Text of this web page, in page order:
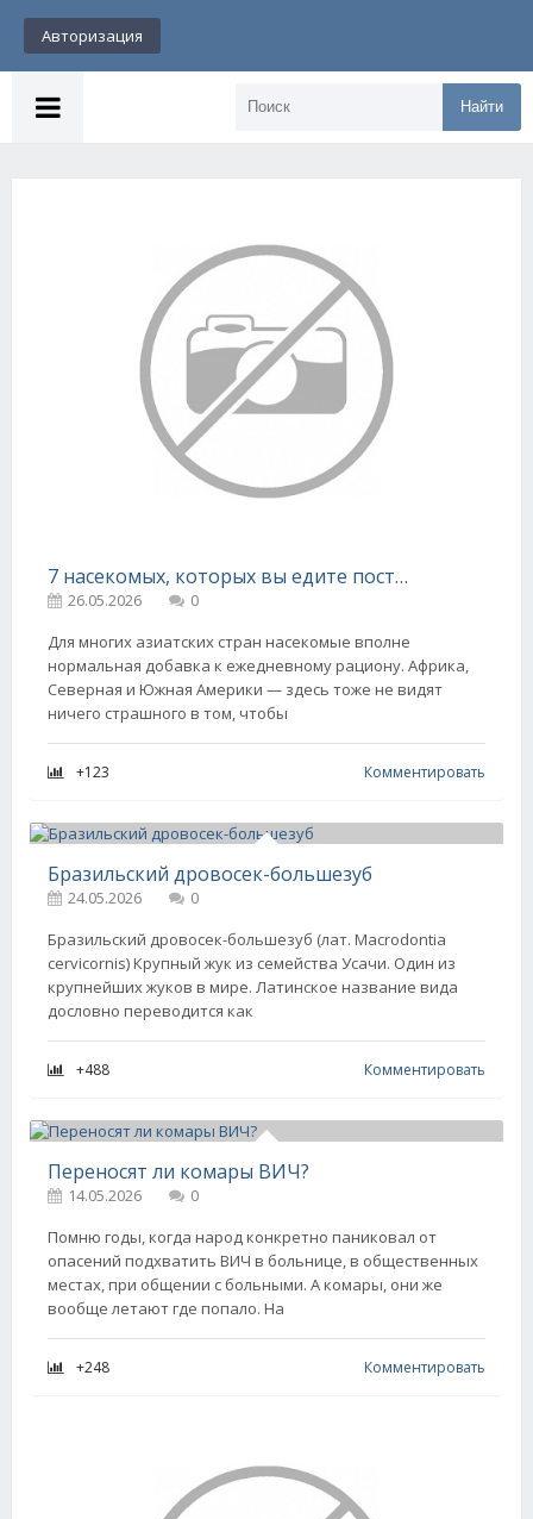
Авторизация
Найти
7 насекомых, которых вы едите постоянно и даже не знаете об этом
26.05.2026
0
Для многих азиатских стран насекомые вполне
нормальная добавка к ежедневному рациону. Африка,
Северная и Южная Америки — здесь тоже не видят
ничего страшного в том, чтобы
+123 Комментировать
Бразильский дровосек-большезуб
24.05.2026
0
Бразильский дровосек-большезуб (лат. Macrodontia
cervicornis) Крупный жук из семейства Усачи. Один из
крупнейших жуков в мире. Латинское название вида
дословно переводится как
+488 Комментировать
Переносят ли комары ВИЧ?
14.05.2026
0
Помню годы, когда народ конкретно паниковал от
опасений подхватить ВИЧ в больнице, в общественных
местах, при общении с больными. А комары, они же
вообще летают где попало. На
+248 Комментировать